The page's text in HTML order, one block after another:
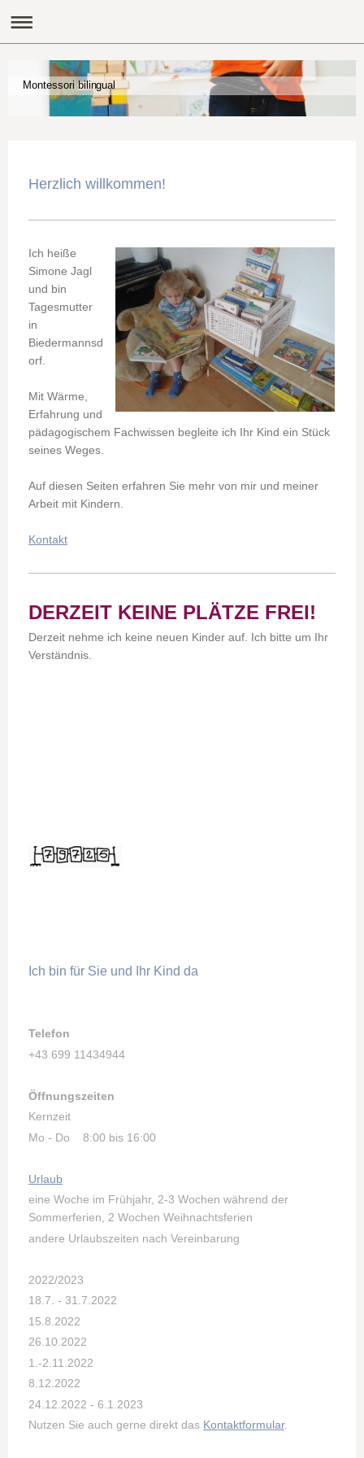
Montessori bilingual
Herzlich willkommen!
Ich heiße
Simone Jagl
und bin
Tagesmutter
in
Biedermannsd
orf.
Mit Wärme,
Erfahrung und
pädagogischem Fachwissen begleite ich Ihr Kind ein Stück
seines Weges.
Auf diesen Seiten erfahren Sie mehr von mir und meiner
Arbeit mit Kindern.
Kontakt
DERZEIT KEINE PLÄTZE FREI!
Derzeit nehme ich keine neuen Kinder auf. Ich bitte um Ihr
Verständnis.
Ich bin für Sie und Ihr Kind da
Telefon
+43 699 11434944
Öffnungszeiten
Kernzeit
Mo - Do 8:00 bis 16:00
Urlaub
eine Woche im Frühjahr, 2-3 Wochen während der
Sommerferien, 2 Wochen Weihnachtsferien
andere Urlaubszeiten nach Vereinbarung
2022/2023
18.7. - 31.7.2022
15.8.2022
26.10.2022
1.-2.11.2022
8.12.2022
24.12.2022 - 6.1.2023
Nutzen Sie auch gerne direkt das Kontaktformular.